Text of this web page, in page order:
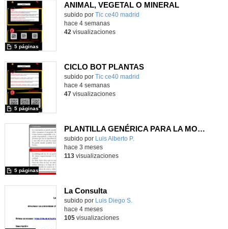
ANIMAL, VEGETAL O MINERAL
subido por Tic ce40 madrid
5 páginas
hace 4 semanas
42 visualizaciones
CICLO BOT PLANTAS
subido por Tic ce40 madrid
5 páginas
hace 4 semanas
47visualizaciones
PLANTILLA GENÉRICA PARA LA MONOGRAFÍA
Contenido educativo.
subido por Luis Alberto P.
5 páginas
hace 3 meses
113visualizaciones
La Consulta
Contenido educativo.
subido por Luis Diego S.
hace 4 meses
105visualizaciones